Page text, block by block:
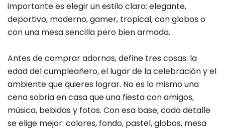
importante es elegir un estilo claro: elegante,
deportivo, moderno, gamer, tropical, con globos o
con una mesa sencilla pero bien armada.
Antes de comprar adornos, define tres cosas: la
edad del cumpleañero, el lugar de la celebración y el
ambiente que quieres lograr. No es lo mismo una
cena sobria en casa que una fiesta con amigos,
música, bebidas y fotos. Con esa base, cada detalle
se elige mejor: colores, fondo, pastel, globos, mesa